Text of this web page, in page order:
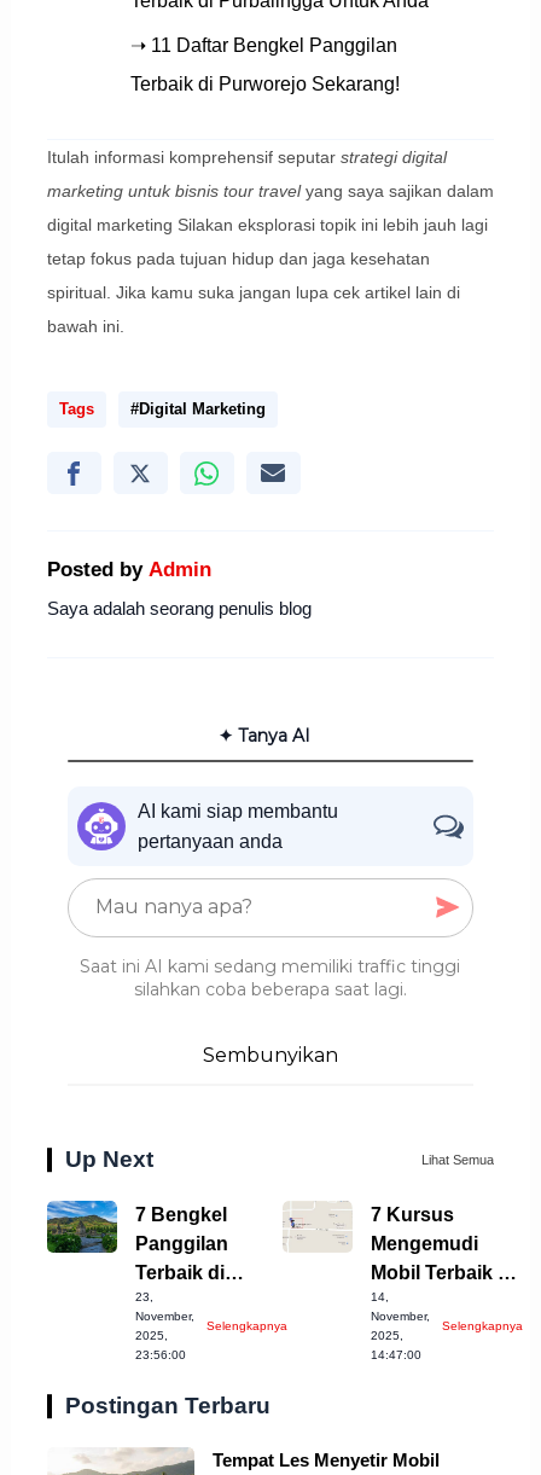
➝ 11 Daftar Bengkel Panggilan
Terbaik di Purworejo Sekarang!
Itulah informasi komprehensif seputar strategi digital
marketing untuk bisnis tour travelyang saya sajikan dalam
digital marketing Silakan eksplorasi topik ini lebih jauh lagi
tetap fokus pada tujuan hidup dan jaga kesehatan
spiritual. Jika kamu suka jangan lupa cek artikel lain di
bawah ini.
Tags #Digital Marketing
Posted by Admin
Saya adalah seorang penulis blog
✦ Tanya AI
AI kami siap membantu
pertanyaan anda
Saat ini AI kami sedang memiliki traffic tinggi
silahkan coba beberapa saat lagi.
Sembunyikan
Up Next Lihat Semua
7 Bengkel
Panggilan
Terbaik di
Wonosobo
untuk Anda!
23,
November,
2025,
23:56:00
Selengkapnya
7 Kursus
Mengemudi
Mobil Terbaik di
Bogor
Kabupaten 2023
14,
November,
2025,
14:47:00
Selengkapnya
Postingan Terbaru
Tempat Les Menyetir Mobil